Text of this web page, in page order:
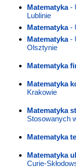
Matematyka-
Lublinie
Matematyka-
Matematyka-
Olsztynie
Matematyka
Matematyka
Krakowie
Matematyka
Stosowanych
Matematyka
Matematyka
Curie-